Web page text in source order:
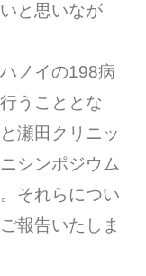
と思いなが
ノイの198病
うこととな
瀬田クリニッ
シンポジウム
それらについ
報告いたしま